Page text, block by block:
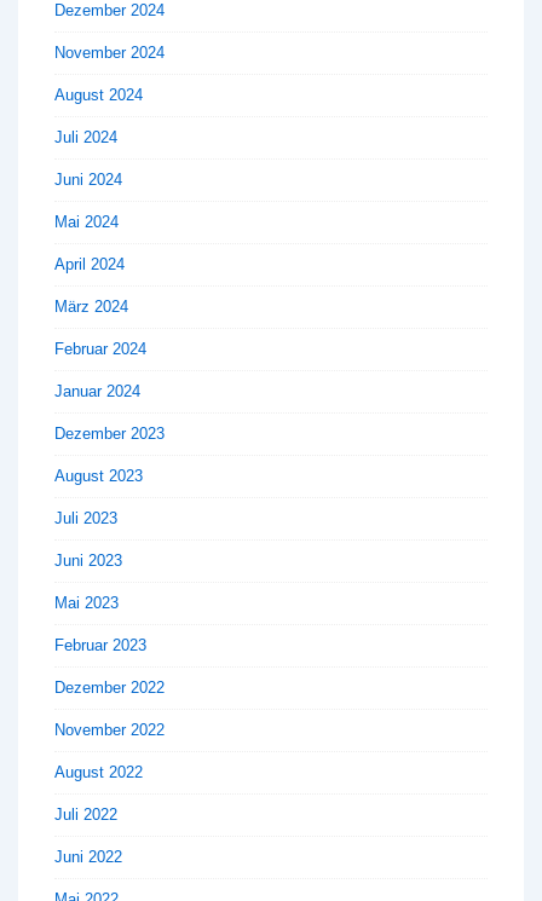
Dezember 2024
November 2024
August 2024
Juli 2024
Juni 2024
Mai 2024
April 2024
März 2024
Februar 2024
Januar 2024
Dezember 2023
August 2023
Juli 2023
Juni 2023
Mai 2023
Februar 2023
Dezember 2022
November 2022
August 2022
Juli 2022
Juni 2022